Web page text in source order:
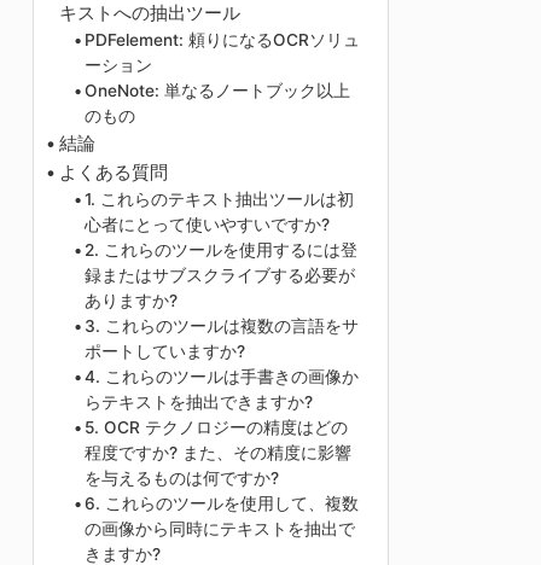
キストへの抽出ツール
PDFelement: 頼りになるOCRソリュ
ーション
OneNote: 単なるノートブック以上
のもの
結論
よくある質問
1. これらのテキスト抽出ツールは初
心者にとって使いやすいですか?
2. これらのツールを使用するには登
録またはサブスクライブする必要が
ありますか?
3. これらのツールは複数の言語をサ
ポートしていますか?
4. これらのツールは手書きの画像か
らテキストを抽出できますか?
5. OCR テクノロジーの精度はどの
程度ですか? また、その精度に影響
を与えるものは何ですか?
6. これらのツールを使用して、複数
の画像から同時にテキストを抽出で
きますか?